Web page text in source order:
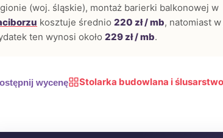
(woj. śląskie), montaż barierki balkonowej w
kosztuje średnio 220 zł / mb, natomiast w
ten wynosi około 229 zł / mb.
wycenę Stolarka budowlana i